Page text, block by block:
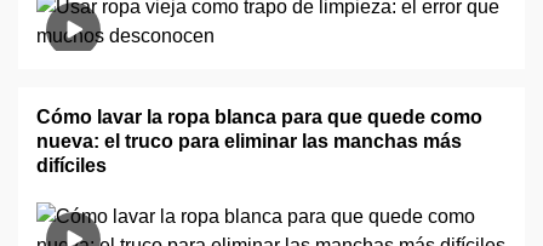
Cómo lavar la ropa blanca para que quede como
nueva: el truco para eliminar las manchas más
difíciles